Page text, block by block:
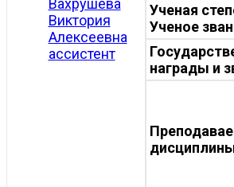
Ученая
Ученое
награды и